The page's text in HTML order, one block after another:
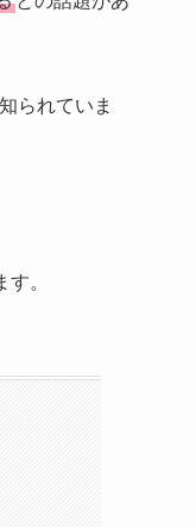
られていま
。